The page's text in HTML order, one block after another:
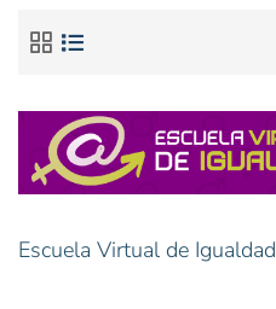
Escuela Virtual de Igualdad